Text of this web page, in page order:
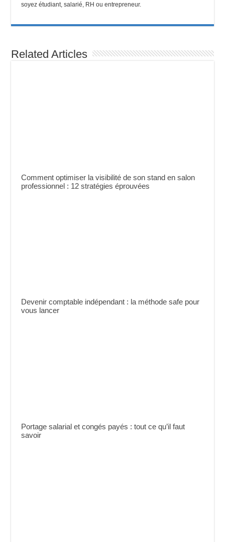
soyez étudiant, salarié, RH ou entrepreneur.
Related Articles
Comment optimiser la visibilité de son stand en salon
professionnel : 12 stratégies éprouvées
Devenir comptable indépendant : la méthode safe pour
vous lancer
Portage salarial et congés payés : tout ce qu’il faut
savoir